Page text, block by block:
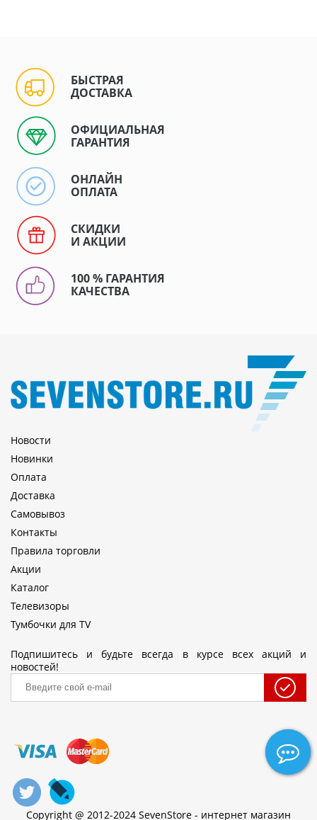
БЫСТРАЯ
ДОСТАВКА
ОФИЦИАЛЬНАЯ
ГАРАНТИЯ
ОНЛАЙН
ОПЛАТА
СКИДКИ
И АКЦИИ
100 % ГАРАНТИЯ
КАЧЕСТВА
Новости
Новинки
Оплата
Доставка
Самовывоз
Контакты
Правила торговли
Акции
Каталог
Телевизоры
Тумбочки для TV
Подпишитесь и будьте всегда в курсе всех акций и
новостей!
Copyright @ 2012-2024 SevenStore - интернет магазин